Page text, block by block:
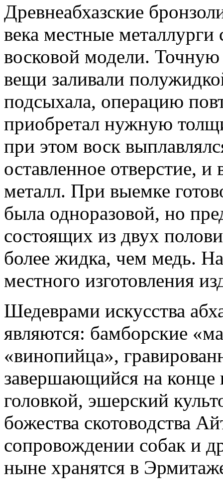
Древнеабхазские
века местные металлурги
восковой модели.
вещи заливали
подсыхала, операцию
приобретал нужную
при этом воск
оставленное отверстие,
металл. При выемке
была одноразовой, но
состоящих из двух
более жидка, чем медь.
местного изготовления
Шедеврами искусства
являются: бамборские
«винопийца»,
завершающийся на конце
головкой, эшерский
божества скотоводства
сопровождении собак и
ныне хранятся в